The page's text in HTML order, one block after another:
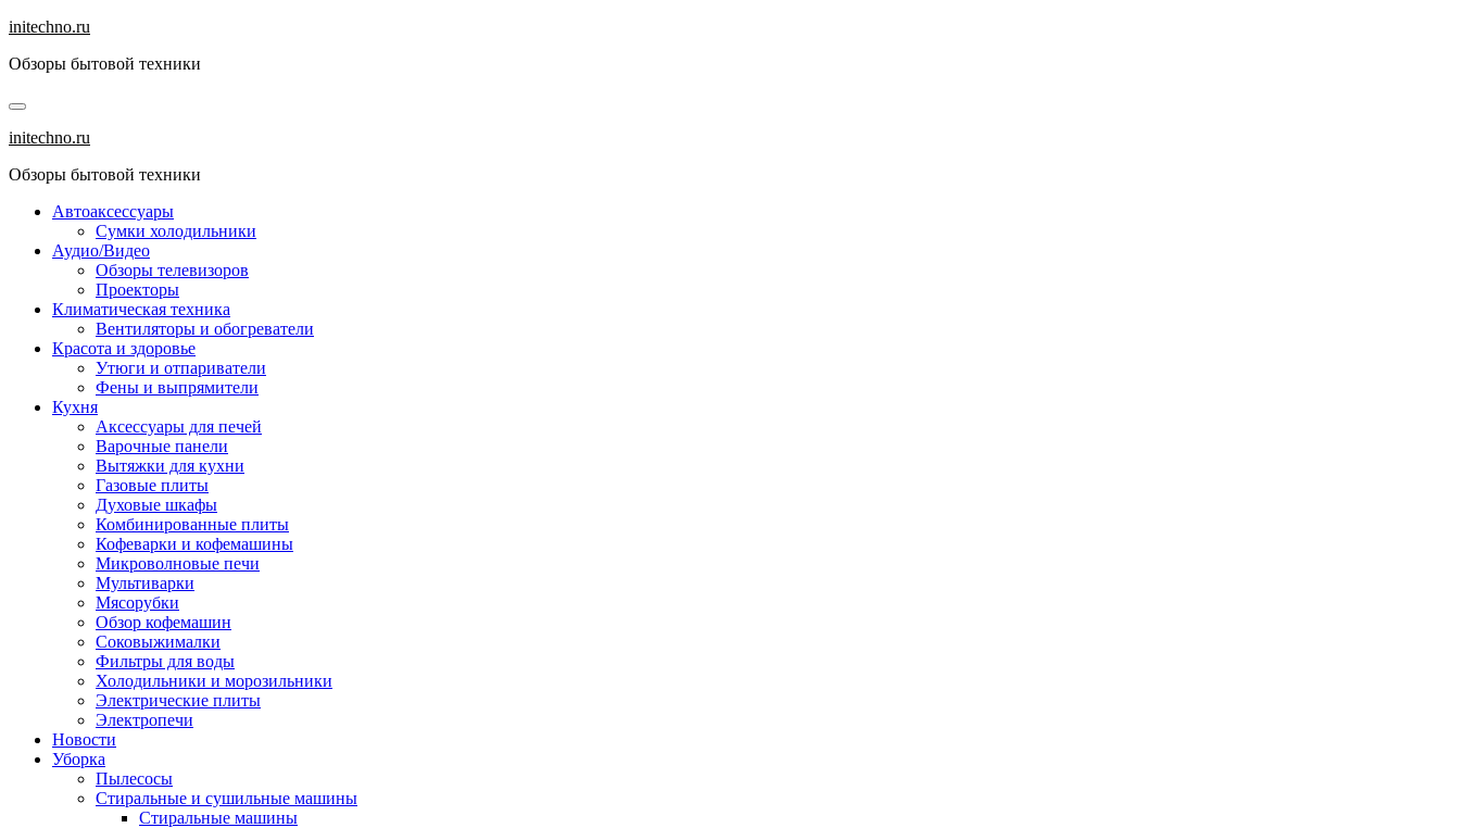
Перейти
содержанию
initechno.ru
Обзоры бытовой техники
initechno.ru
Обзоры бытовой техники
Автоаксессуары
Сумки холодильники
Аудио/Видео
Обзоры телевизоров
Проекторы
Климатическая техника
Вентиляторы и обогреватели
Красота и здоровье
Утюги и отпариватели
Фены и выпрямители
Кухня
Аксессуары для печей
Варочные панели
Вытяжки для кухни
Газовые плиты
Духовые шкафы
Комбинированные плиты
Кофеварки и кофемашины
Микроволновые печи
Мультиварки
Мясорубки
Обзор кофемашин
Соковыжималки
Фильтры для воды
Холодильники и морозильники
Электрические плиты
Электропечи
Новости
Уборка
Пылесосы
Стиральные и сушильные машины
Стиральные машины